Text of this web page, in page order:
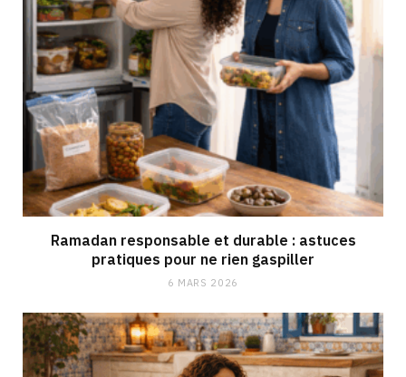
Ramadan responsable et durable : astuces
pratiques pour ne rien gaspiller
6 MARS 2026